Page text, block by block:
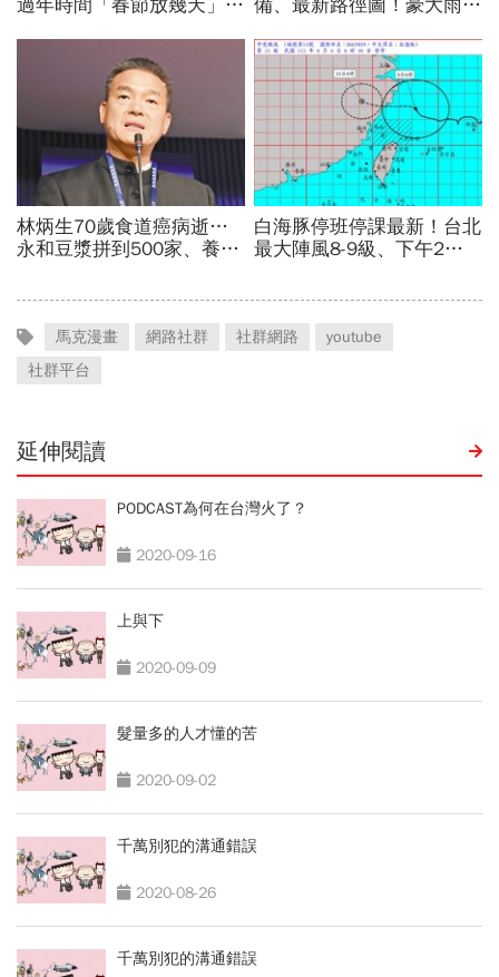
馬克漫畫 網路社群 社群網路
youtube
社群平台
延伸閱讀
PODCAST為何在台灣火了？
2020-09-16
上與下
2020-09-09
髮量多的人才懂的苦
2020-09-02
千萬別犯的溝通錯誤
2020-08-26
千萬別犯的溝通錯誤